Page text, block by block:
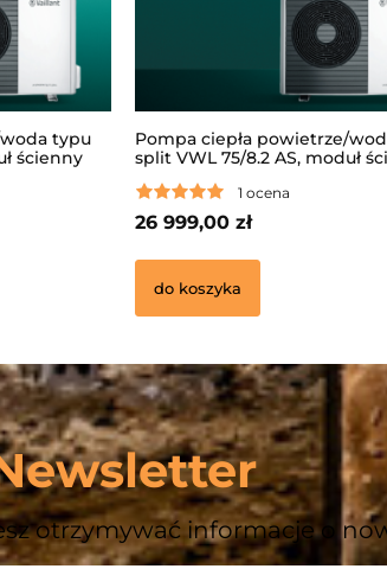
typu
ścienny
VR
Pompa ciepła powietrze/
split VWL 75/8.2 AS, moduł
sensoCOMFORT VRC 720,
zintegrowany moduł
940
1 ocena
26 999,00 zł
do koszyka
otrzymywać informacje o